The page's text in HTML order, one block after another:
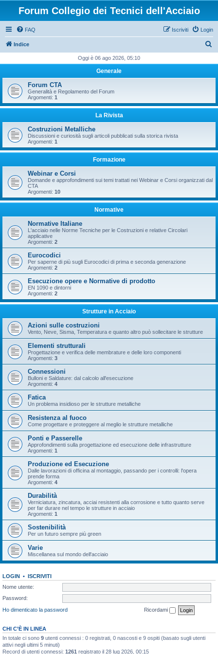
Forum Collegio dei Tecnici dell'Acciaio
FAQ Login
Iscriviti
Indice
c
Oggi è 06 ago 2026, 05:10
Generale
Forum CTA
Generalità e Regolamento del Forum
Argomenti: 1
La Rivista
Costruzioni Metalliche
Discussioni e curiosità sugli articoli pubblicati sulla storica rivista
Argomenti: 1
Formazione
Webinar e Corsi
Domande e approfondimenti sui temi trattati nei Webinar e Corsi organizzati dal
CTA
Argomenti: 10
Normative
Normative Italiane
L'acciaio nelle Norme Tecniche per le Costruzioni e relative Circolari
applicative
Argomenti: 2
Eurocodici
Per saperne di più sugli Eurocodici di prima e seconda generazione
Argomenti: 2
Esecuzione opere e Normative di prodotto
EN 1090 e dintorni
Argomenti: 2
Strutture in Acciaio
Azioni sulle costruzioni
Vento, Neve, Sisma, Temperatura e quanto altro può sollecitare le strutture
Elementi strutturali
Progettazione e verifica delle membrature e delle loro componenti
Argomenti: 3
Connessioni
Bulloni e Saldature: dal calcolo all'esecuzione
Argomenti: 4
Fatica
Un problema insidioso per le strutture metalliche
Resistenza al fuoco
Come progettare e proteggere al meglio le strutture metalliche
Ponti e Passerelle
Approfondimenti sulla progettazione ed esecuzione delle infrastrutture
Argomenti: 1
Produzione ed Esecuzione
Dalle lavorazioni di officina al montaggio, passando per i controlli: l'opera
prende forma
Argomenti: 4
Durabilità
Verniciatura, zincatura, acciai resistenti alla corrosione e tutto quanto serve
per far durare nel tempo le strutture in acciaio
Argomenti: 1
Sostenibilità
Per un futuro sempre più green
Varie
Miscellanea sul mondo dell'acciaio
LOGIN • ISCRIVITI
Nome utente:
Password:
Ho dimenticato la password
Ricordami
CHI C’È IN LINEA
In totale ci sono 9 utenti connessi : 0 registrati, 0 nascosti e 9 ospiti (basato sugli utenti
attivi negli ultimi 5 minuti)
Record di utenti connessi: 1261 registrato il 28 lug 2026, 00:15